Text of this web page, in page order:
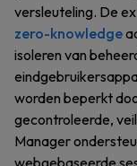
versleuteling. De
zero-knowledge
isoleren van
worden beperkt
gecontroleerde,
Manager
webgebaseerde